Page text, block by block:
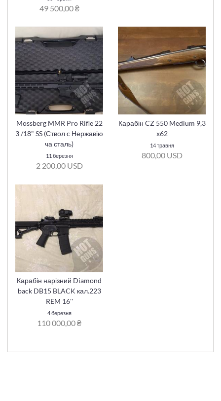
49 500,00 ₴
Mossberg MMR Pro Rifle 22
3 /18" SS (Ствол c Нержавію
ча сталь)
11 березня
2 200,00 USD
Карабін CZ 550 Medium 9,3
x62
14 травня
800,00 USD
Карабін нарізний Diamond
back DB15 BLACK кал.223
REM 16''
4 березня
110 000,00 ₴